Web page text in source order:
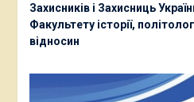
Захисників і Захисниць
Факультету історії,
відносин